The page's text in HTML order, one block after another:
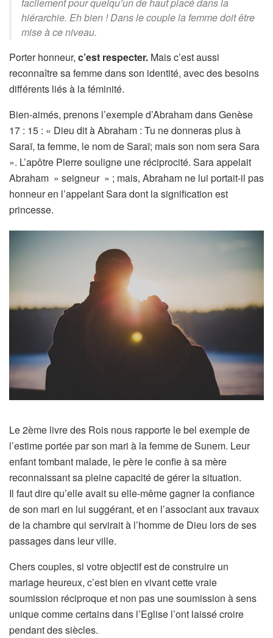
hiérarchie. Eh bien ! Dans le couple la femme doit être
mise à ce niveau.
Porter honneur, c’est respecter. Mais c’est aussi
reconnaître sa femme dans son identité, avec des besoins
différents liés à la féminité.
Bien-aimés, prenons l’exemple d’Abraham dans Genèse
17 : 15 : « Dieu dit à Abraham : Tu ne donneras plus à
Saraï, ta femme, le nom de Saraï; mais son nom sera Sara
». L’apôtre Pierre souligne une réciprocité. Sara appelait
Abraham » seigneur » ; mais, Abraham ne lui portait-il pas
honneur en l’appelant Sara dont la signification est
princesse.
Le 2ème livre des Rois nous rapporte le bel exemple de
l’estime portée par son mari à la femme de Sunem. Leur
enfant tombant malade, le père le confie à sa mère
reconnaissant sa pleine capacité de gérer la situation.
Il faut dire qu’elle avait su elle-même gagner la confiance
de son mari en lui suggérant, et en l’associant aux travaux
de la chambre qui servirait à l’homme de Dieu lors de ses
passages dans leur ville.
Chers couples, si votre objectif est de construire un
mariage heureux, c’est bien en vivant cette vraie
soumission réciproque et non pas une soumission à sens
unique comme certains dans l’Eglise l’ont laissé croire
pendant des siècles.